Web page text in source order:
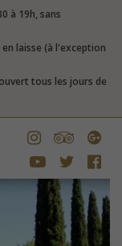
à 19h, sans
laisse (à l'exception
tous les jours de